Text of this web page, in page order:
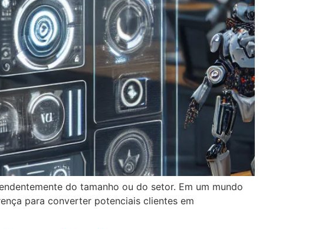
do tamanho ou do setor. Em um mundo
para converter potenciais clientes em